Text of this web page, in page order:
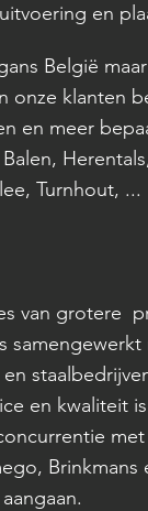
en
België
onze klanten
en meer
Turnhout, ...
van grotere
samengewerkt
en kwaliteit
met
Brinkmans